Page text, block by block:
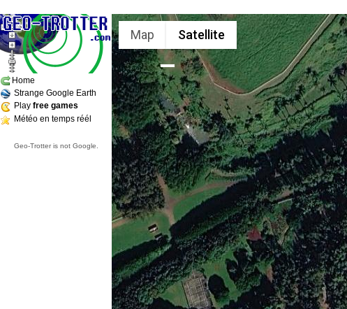
Home
Strange Google Earth
Play free games
Météo en temps réél
Geo-Trotter is not Google.
Map Satellite